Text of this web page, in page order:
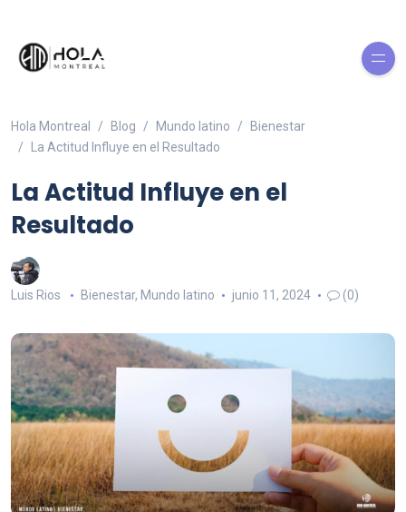
Hola Montreal Blog Mundo latino
Bienestar
La Actitud Influye en el Resultado
La Actitud Influye en el
Resultado
Luis Rios Bienestar, Mundo latino junio 11, 2024 (0)